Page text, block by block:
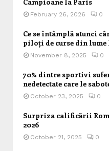
February 26, 2026 0
Ce se întâmplă atunci
piloți de curse din
November 8, 2025 0
70% dintre sportivi
nedetectate care le
October 23, 2025 0
Surpriza calificării
2026
October 21, 2025 0